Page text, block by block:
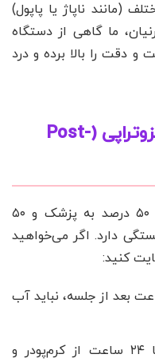
(مانند ناپاژ یا پاپول)
ما گاهی از دستگاه
دقت را بالا برده و درد
مراقبت‌های طلایی بعد از مزوتراپی (Post-
، ۵۰ درصد به پزشک و ۵۰
دارد. اگر می‌خواهید
کنید:
۸ الی ۱۲ ساعت بعد از جلسه، نباید آب
تا ۲۴ ساعت از کرم‌پودر و